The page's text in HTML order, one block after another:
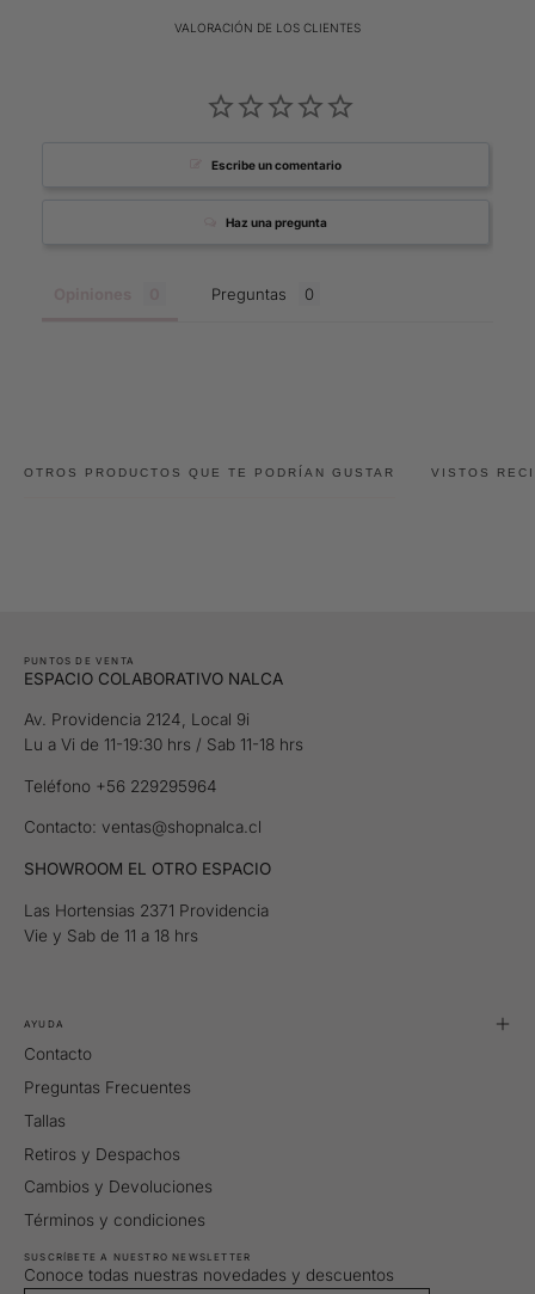
VALORACIÓN DE LOS CLIENTES
Escribe un comentario
Haz una pregunta
Preguntas
OTROS PRODUCTOS QUE TE PODRÍAN GUSTAR VISTOS
PUNTOS DE VENTA
ESPACIO COLABORATIVO NALCA
Av. Providencia 2124, Local 9i
Lu a Vi de 11-19:30 hrs / Sab 11-18 hrs
Teléfono +56 229295964
Contacto: ventas@shopnalca.cl
SHOWROOM EL OTRO ESPACIO
Las Hortensias 2371 Providencia
Vie y Sab de 11 a 18 hrs
AYUDA
Contacto
Preguntas Frecuentes
Tallas
Retiros y Despachos
Cambios y Devoluciones
Términos y condiciones
SUSCRÍBETE A NUESTRO NEWSLETTER
Conoce todas nuestras novedades y descuentos